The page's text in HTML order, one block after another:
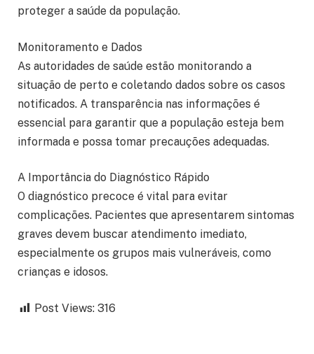
proteger a saúde da população.
Monitoramento e Dados
As autoridades de saúde estão monitorando a
situação de perto e coletando dados sobre os casos
notificados. A transparência nas informações é
essencial para garantir que a população esteja bem
informada e possa tomar precauções adequadas.
A Importância do Diagnóstico Rápido
O diagnóstico precoce é vital para evitar
complicações. Pacientes que apresentarem sintomas
graves devem buscar atendimento imediato,
especialmente os grupos mais vulneráveis, como
crianças e idosos.
Post Views: 316